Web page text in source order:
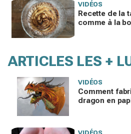
VIDÉOS
Recette de la
comme à la
ARTICLES LES +
VIDÉOS
Comment
dragon en